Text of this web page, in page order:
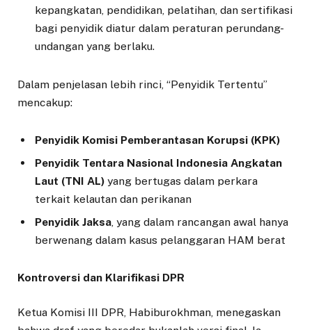
kepangkatan, pendidikan, pelatihan, dan sertifikasi
bagi penyidik diatur dalam peraturan perundang-
undangan yang berlaku.
Dalam penjelasan lebih rinci, “Penyidik Tertentu”
mencakup:
Penyidik Komisi Pemberantasan Korupsi (KPK)
Penyidik Tentara Nasional Indonesia Angkatan
Laut (TNI AL) yang bertugas dalam perkara
terkait kelautan dan perikanan
Penyidik Jaksa , yang dalam rancangan awal hanya
berwenang dalam kasus pelanggaran HAM berat
Kontroversi dan Klarifikasi DPR
Ketua Komisi III DPR, Habiburokhman, menegaskan